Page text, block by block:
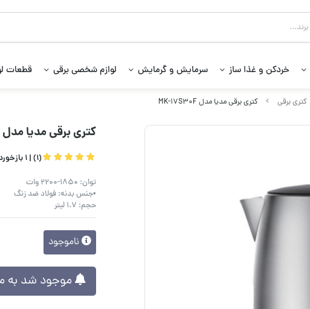
خردکن و غذا ساز سرمایش و گرمایش لوازم شخصی برقی قطعات
کتری برقی کتری برقی مدیا مدل MK-17S30F
کتری برقی مدیا مدل MK-17S30F
(1) | 1 بازخورد کاربران
توان: 1850-2200 وات
•جنس بدنه: فولاد ضد زنگ
حجم: 1.7 لیتر
ناموجود
موجود شد به